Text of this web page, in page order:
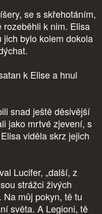
se s skřehotáním,
k nim. Elisa
bylo kolem dokola
k Elise a hnul
snad ještě děsivější
jako mrtvé zjevení, s
viděla skrz jejich
Lucifer, „další, z
strážci živých
můj pokyn, tě tu
světa. A Legioni, tě